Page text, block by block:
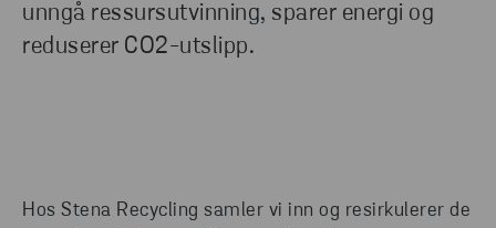
unngå ressursutvinning, sparer energi og
reduserer CO2-utslipp.
Hos Stena Recycling samler vi inn og resirkulerer de